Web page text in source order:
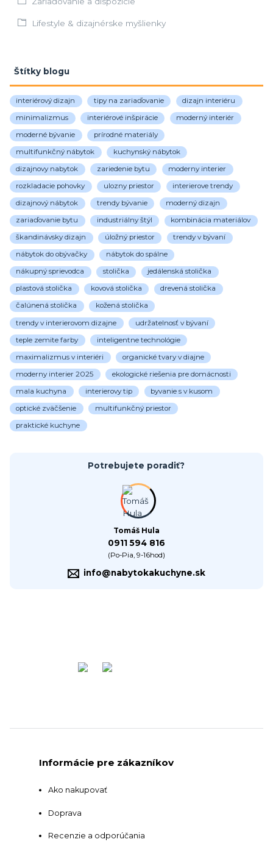
Lifestyle & dizajnérske myšlienky
Štítky blogu
interiérový dizajn tipy na zariaďovanie dizajn interiéru
minimalizmus interiérové inšpirácie moderný interiér
moderné bývanie prírodné materiály
multifunkčný nábytok kuchynský nábytok
dizajnovy nabytok zariedenie bytu moderny interier
rozkladacie pohovky ulozny priestor interierove trendy
dizajnový nábytok trendy bývanie moderný dizajn
zariaďovanie bytu industriálny štýl kombinácia materiálov
škandinávsky dizajn úložný priestor trendy v bývaní
nábytok do obývačky nábytok do spálne
nákupný sprievodca stolička jedálenská stolička
plastová stolička kovová stolička drevená stolička
čalúnená stolička kožená stolička
trendy v interierovom dizajne udržatelnosť v bývaní
teple zemite farby inteligentne technológie
maximalizmus v interiéri organické tvary v diajne
moderny interier 2025 ekologické riešenia pre domácnosti
mala kuchyna interierovy tip byvanie s v kusom
optické zväčšenie multifunkčný priestor
praktické kuchyne
Potrebujete poradiť?
Tomáš Hula
0911 594 816
(Po-Pia, 9-16hod)
info@nabytokakuchyne.sk
Informácie pre zákazníkov
Ako nakupovať
Doprava
Recenzie a odporúčania